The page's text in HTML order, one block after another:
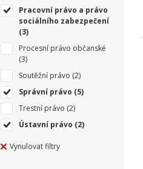
Pracovní právo a právo
sociálního zabezpečení
(3)
Procesní právo občanské
(3)
Soutěžní právo (2)
Správní právo (5)
Trestní právo (2)
Ústavní právo (2)
Vynulovat filtry